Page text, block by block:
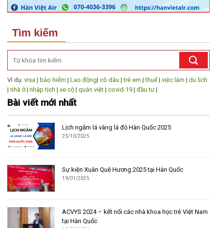
Tìm kiếm
Ví dụ: visa | bảo hiểm | Lao động| cô dâu |trẻ em |thuế | việc làm | du lịch
| nhà ở| nhập tịch | xe cộ | quán việt | covid-19 | đầu tư |
Bài viết mới nhất
Lịch ngắm lá vàng lá đỏ Hàn Quốc 2025
25/10/2025
Sự kiện Xuân Quê Hương 2025 tại Hàn Quốc
19/01/2025
ACVYS 2024 – kết nối các nhà khoa học trẻ Việt Nam
tại Hàn Quốc